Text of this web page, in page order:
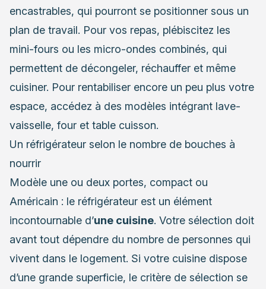
encastrables, qui pourront se positionner sous un
plan de travail. Pour vos repas, plébiscitez les
mini-fours ou les micro-ondes combinés, qui
permettent de décongeler, réchauffer et même
cuisiner. Pour rentabiliser encore un peu plus votre
espace, accédez à des modèles intégrant lave-
vaisselle, four et table cuisson.
Un réfrigérateur selon le nombre de bouches à
nourrir
Modèle une ou deux portes, compact ou
Américain : le réfrigérateur est un élément
incontournable d’une cuisine. Votre sélection doit
avant tout dépendre du nombre de personnes qui
vivent dans le logement. Si votre cuisine dispose
d’une grande superficie, le critère de sélection se